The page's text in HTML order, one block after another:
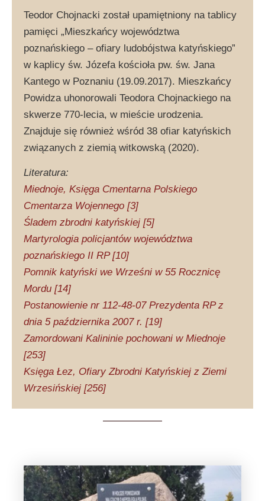
Teodor Chojnacki został upamiętniony na tablicy
pamięci „Mieszkańcy województwa
poznańskiego – ofiary ludobójstwa katyńskiego”
w kaplicy św. Józefa kościoła pw. św. Jana
Kantego w Poznaniu (19.09.2017). Mieszkańcy
Powidza uhonorowali Teodora Chojnackiego na
skwerze 770-lecia, w mieście urodzenia.
Znajduje się również wśród 38 ofiar katyńskich
związanych z ziemią witkowską (2020).
Literatura:
Miednoje, Księga Cmentarna Polskiego
Cmentarza Wojennego [3]
Śladem zbrodni katyńskiej [5]
Martyrologia policjantów województwa
poznańskiego II RP [10]
Pomnik katyński we Wrześni w 55 Rocznicę
Mordu [14]
Postanowienie nr 112-48-07 Prezydenta RP z
dnia 5 października 2007 r. [19]
Zamordowani Kalininie pochowani w Miednoje
[253]
Księga Łez, Ofiary Zbrodni Katyńskiej z Ziemi
Wrzesińskiej [256]